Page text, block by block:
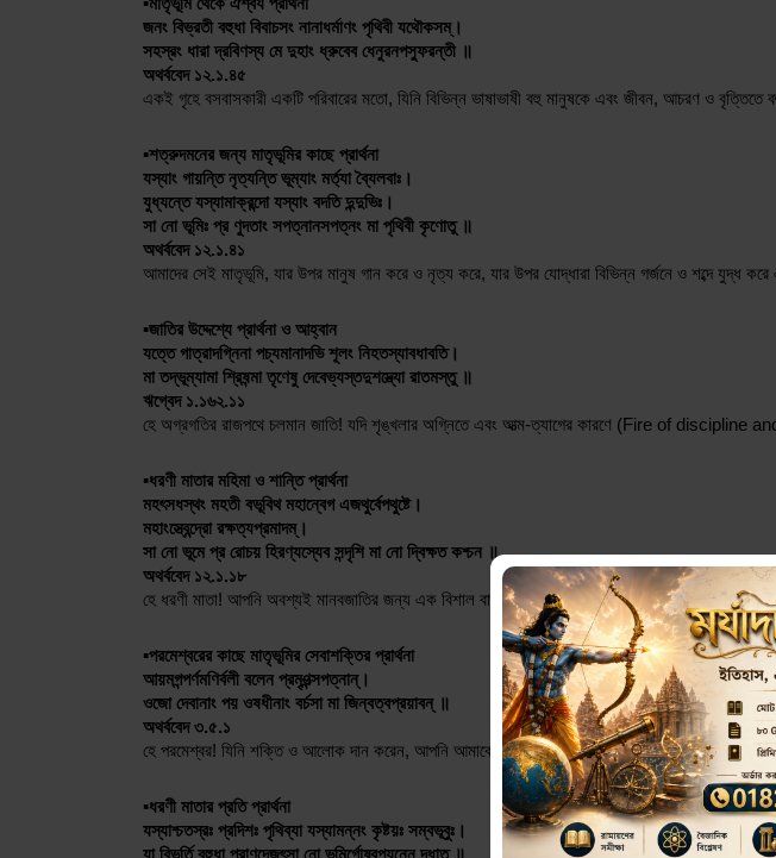
▪️মাতৃভূমি থেকে ঐশ্বর্য প্রার্থনা
জনং বিভ্রতী বহুধা বিবাচসং নানাধর্মাণং পৃথিবী যথৌকসম্।
সহস্রং ধারা দ্রবিণস্য মে দুহাং ধ্রুবেব ধেনুরনপস্ফুরন্তী ॥
অথর্ববেদ ১২.১.৪৫
একই গৃহে বসবাসকারী একটি পরিবারের মতো, যিনি বিভিন্ন ভাষাভাষী বহু মানুষকে এবং জীবন, আচরণ ও বৃত্তিতে
▪️শত্রুদমনের জন্য মাতৃভূমির কাছে প্রার্থনা
যস্যাং গায়ন্তি নৃত্যন্তি ভূম্যাং মর্ত্যা ব্যৈলবাঃ।
যুধ্যন্তে যস্যামাক্রন্দো যস্যাং বদতি দুন্দুভিঃ।
সা নো ভূমিঃ প্র ণুদতাং সপত্নানসপত্নং মা পৃথিবী কৃণোতু ॥
অথর্ববেদ ১২.১.৪১
আমাদের সেই মাতৃভূমি, যার উপর মানুষ গান করে ও নৃত্য করে, যার উপর যোদ্ধারা বিভিন্ন গর্জনে ও শব্দে
▪️জাতির উদ্দেশ্যে প্রার্থনা ও আহ্বান
যত্তে গাত্রাদগ্নিনা পচ্যমানাদভি শূলং নিহতস্যাবধাবতি।
মা তদ্ভূম্যামা শ্রিষন্মা তৃণেষু দেবেভ্যস্তদুশদ্ভ্যো রাতমস্তু ॥
ঋগ্বেদ ১.১৬২.১১
হে অগ্রগতির রাজপথে চলমান জাতি! যদি শৃঙ্খলার অগ্নিতে এবং আত্ম-ত্যাগের কারণে (Fire of discipline and
▪️ধরণী মাতার মহিমা ও শান্তি প্রার্থনা
মহৎসধস্থং মহতী বভূবিথ মহান্বেগ এজথুর্বেপথুষ্টে।
মহাংস্ত্বেন্দ্রো রক্ষত্যপ্রমাদম্।
সা নো ভূমে প্র রোচয় হিরণ্যস্যেব সন্দৃশি মা নো দ্বিক্ষত কশ্চন ॥
অথর্ববেদ ১২.১.১৮
হে ধরণী মাতা! আপনি অবশ্যই মানবজাতির জন্য এক বিশাল বাসস্থান (great hall of residence)। আপনার
▪️পরমেশ্বরের কাছে মাতৃভূমির সেবাশক্তির প্রার্থনা
আয়মগন্পর্ণমণির্বলী বলেন প্রমৃণন্ত্সপত্নান্।
ওজো দেবানাং পয় ওষধীনাং বর্চসা মা জিন্বত্বপ্রয়াবন্ ॥
অথর্ববেদ ৩.৫.১
হে পরমেশ্বর! যিনি শক্তি ও আলোক দান করেন, আপনি আমাকে জাতির যোগ্য বল ও সম্মান, এবং মাতৃভূমির যোগ্য সম্পদ
▪️ধরণী মাতার প্রতি প্রার্থনা
যস্যাশ্চতস্রঃ প্রদিশঃ পৃথিব্যা যস্যামন্নং কৃষ্টয়ঃ সম্বভূবুঃ।